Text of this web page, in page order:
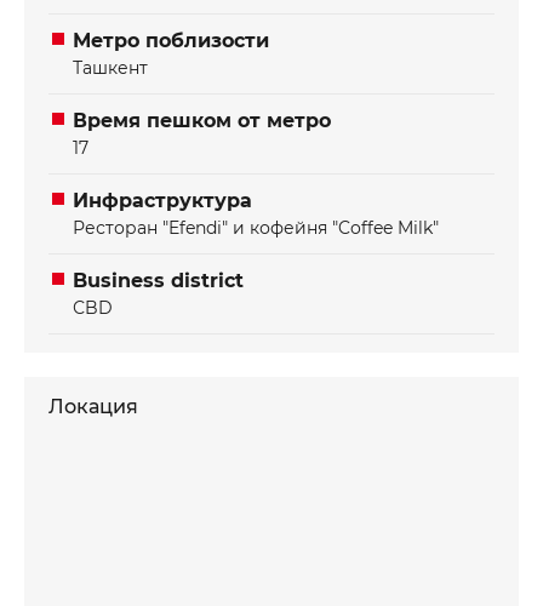
Метро поблизости
Ташкент
Время пешком от метро
17
Инфраструктура
Ресторан "Efendi" и кофейня "Coffee Milk"
Business district
СBD
Локация